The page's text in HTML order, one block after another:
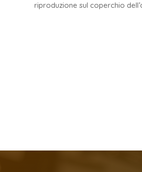
riproduzione sul coperchio